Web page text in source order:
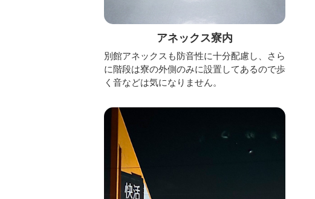
アネックス寮内
別館アネックスも防音性に十分配慮し、さら
に階段は寮の外側のみに設置してあるので歩
く音などは気になりません。